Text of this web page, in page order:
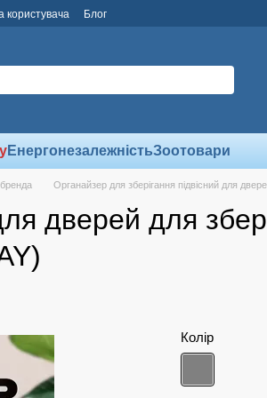
користувача Блог
ЕнергонезалежністьЗоотовари
Органайзер для зберігання підвісний для
дверей для
Колір